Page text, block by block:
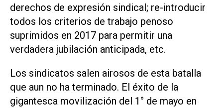
derechos de expresión sindical; re-introducir
todos los criterios de trabajo penoso
suprimidos en 2017 para permitir una
verdadera jubilación anticipada, etc.
Los sindicatos salen airosos de esta batalla
que aun no ha terminado. El éxito de la
gigantesca movilización del 1° de mayo en